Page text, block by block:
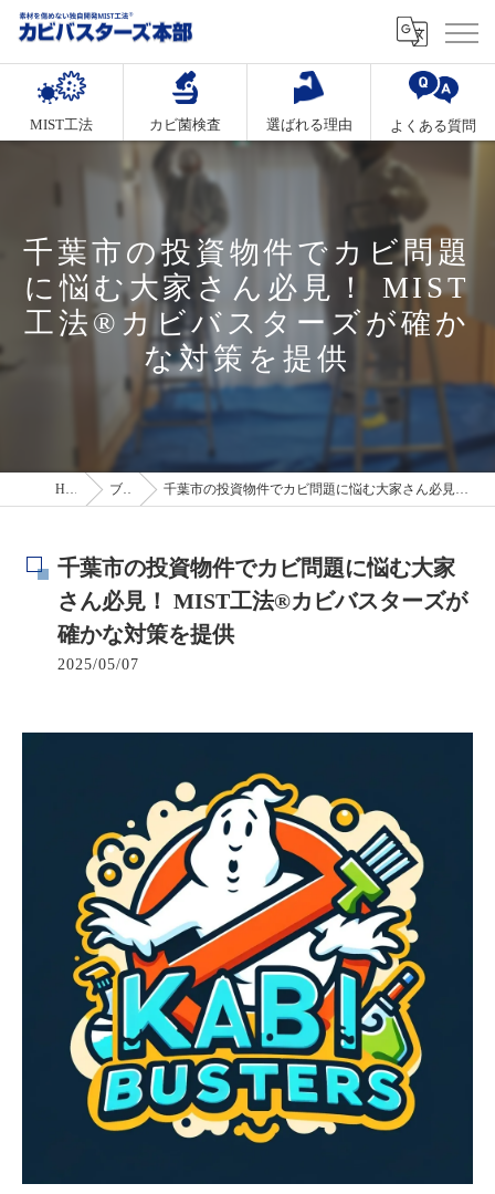
MIST工法 カビ菌検査 選ばれる理由 よくある質問
千葉市の投資物件でカビ問題
に悩む大家さん必見！ MIST
工法®カビバスターズが確か
な対策を提供
HOME ブログ 千葉市の投資物件でカビ問題に悩む大家さん必見！ MIST工法®カビバスターズが確かな対策を提供
千葉市の投資物件でカビ問題に悩む大家
さん必見！ MIST工法®カビバスターズが
確かな対策を提供
2025/05/07